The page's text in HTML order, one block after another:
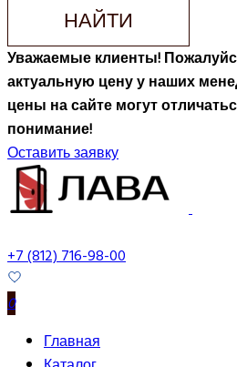
НАЙТИ
Уважаемые клиенты!
актуальную цену у наших
цены на сайте могут
понимание!
Оставить заявку
+7 (812) 716-98-00
0
Главная